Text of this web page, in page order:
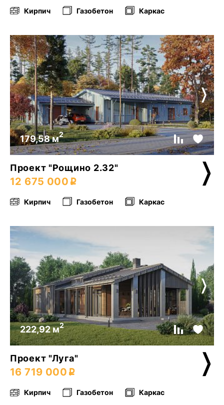
Кирпич Газобетон Каркас
179,58 м2
Проект "Рощино 2.32"
12 675 000
Кирпич Газобетон Каркас
222,92 м2
Проект "Луга"
16 719 000
Кирпич Газобетон Каркас